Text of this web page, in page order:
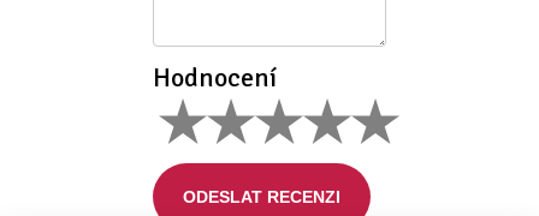
Hodnocení
ODESLAT RECENZI